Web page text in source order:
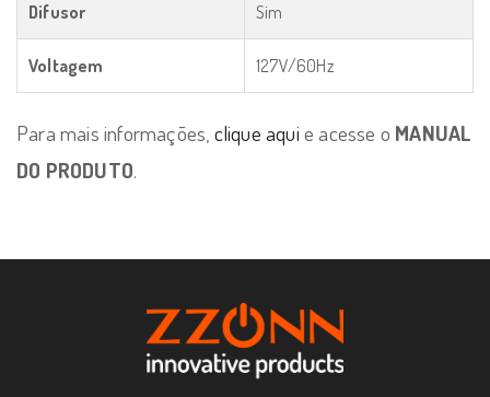
Difusor Sim
Voltagem 127V/60Hz
Para mais informações, clique aqui e acesse o MANUAL
DO PRODUTO.